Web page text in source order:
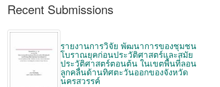
Recent Submissions
รายงานการวิจัย พัฒนาการของชุมชน
โบราณยุคก่อนประวัติศาสตร์และสมัย
ประวัติศาสตร์ตอนต้น ในเขตพื้นที่ลอน
ลูกคลื่นด้านทิศตะวันออกของจังหวัด
นครสวรรค์